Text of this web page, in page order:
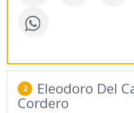
2 Eleodoro Del
Cordero